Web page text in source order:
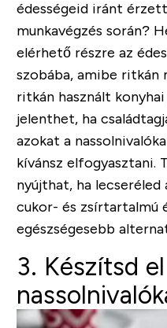
édességeid iránt
munkavégzés során?
elérhető részre az
szobába, amibe ritkán
ritkán használt
jelenthet, ha
azokat a
kívánsz elfogyasztani.
nyújthat, ha lecseréled
cukor- és zsírtartalmú
egészségesebb
3. Készítsd